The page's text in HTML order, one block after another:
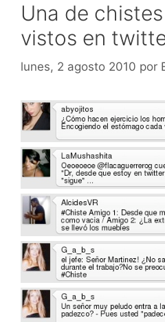
Una de
vistos en
lunes, 2 agosto 2010 por